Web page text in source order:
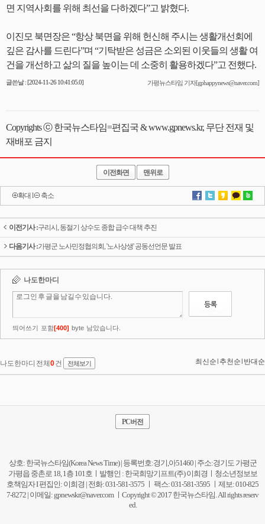
면 지역사회를 위해 최선을 다하겠다”고 밝혔다.
이진모 북면장은 “항상 북면을 위해 헌신해 주시는 생활개선회에
깊은 감사를 드린다”며 “기탁받은 성금은 소외된 이웃들의 생활 여
건을 개선하고 삶의 질을 높이는 데 소중히 활용하겠다”고 전했다.
글쓴날 : [2024-11-26 10:41:05.0] 가평뉴스타임 기자[gphappynews@naver.com]
Copyrights ⓒ 한국뉴스타임=편집국 & www.gpnews.kr, 무단 전재 및
재배포 금지
이전화면 맨위로
확대 l 축소
이전기사 :구리시, 동절기 상수도 종합 급수 대책 추진
다음기사 :가평군 노사민정협의회, '노사상생' 공동선언문 발표
PC버전
상호: 한국뉴스타임(Korea News Time) | 등록번호:경기,아51460 | 주소:경기도 가평군
가평읍 중촌로 18, 1층 101호ㅣ발행인 : 한국희망기프트(주) 이희경ㅣ청소년정보보
호책임자 I 편집인: 이희경 | 전화: 031-581-3575 ㅣ 팩스: 031-581-3595 ㅣ제보: 010-825
7-8272 | 이메일: gpnewskr@naver.comㅣCopyright © 2017 한국뉴스타임. All rights reserv
ed.